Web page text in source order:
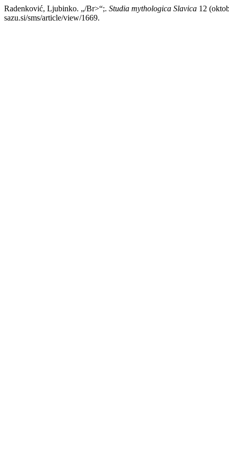
Radenković, Ljubinko. „/Br>“;. Studia mythologica Slavica 12
sazu.si/sms/article/view/1669.